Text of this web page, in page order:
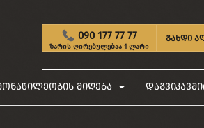
090 177 77 77
ზარის ღირებულებაა 1 ლარი
გახდი
მიღება